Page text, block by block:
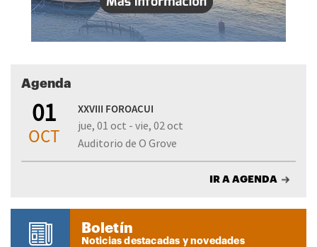
Agenda
01
OCT
XXVIII FOROACUI
jue, 01 oct - vie, 02 oct
Auditorio de O Grove
IR A AGENDA
Boletín
Noticias destacadas y novedades